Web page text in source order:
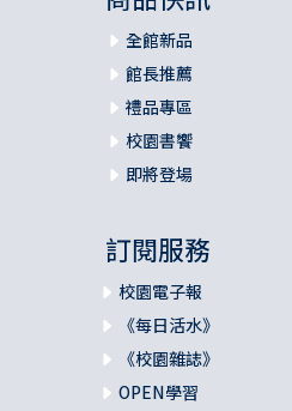
全館新品
館長推薦
禮品專區
校園書饗
即將登場
訂閱服務
校園電子報
《每日活水》
《校園雜誌》
OPEN學習